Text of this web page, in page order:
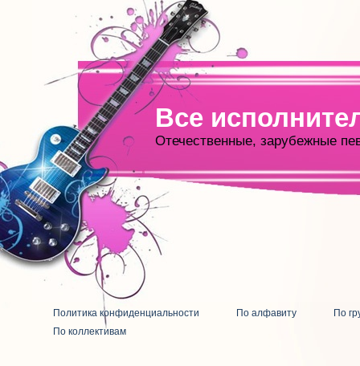
Все
Отечественные, зарубежные
Политика конфиденциальности По алфавиту
По
По коллективам